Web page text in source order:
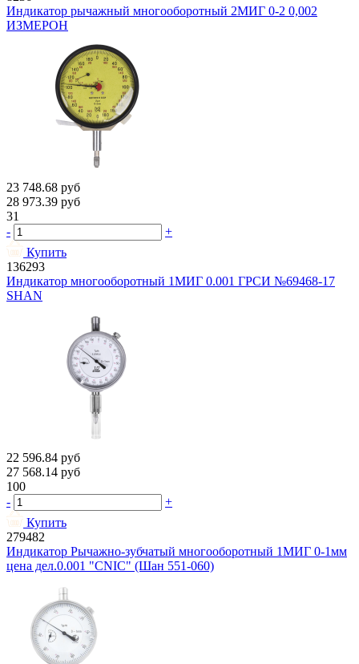
Индикатор рычажный многооборотный 2МИГ 0-2 0,002
ИЗМЕРОН
23 748.68 руб
28 973.39 руб
31
-
+
Купить
136293
Индикатор многооборотный 1МИГ 0.001 ГРСИ №69468-17
SHAN
22 596.84 руб
27 568.14 руб
100
-
+
Купить
279482
Индикатор Рычажно-зубчатый многооборотный 1МИГ 0-1мм
цена дел.0.001 "CNIC" (Шан 551-060)